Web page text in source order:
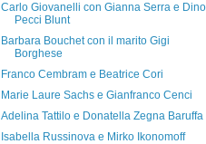
Carlo Giovanelli con Gianna Serra e Dino
Pecci Blunt
Barbara Bouchet con il marito Gigi
Borghese
Franco Cembram e Beatrice Cori
Marie Laure Sachs e Gianfranco Cenci
Adelina Tattilo e Donatella Zegna Baruffa
Isabella Russinova e Mirko Ikonomoff